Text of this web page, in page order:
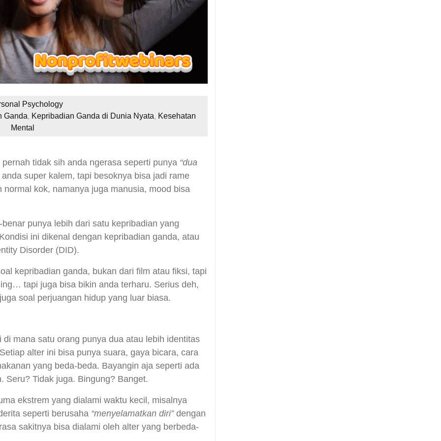
Psychology
Ganda
Kepribadian Ganda di Dunia Nyata
Kesehatan
Mental
tidak sih anda ngerasa seperti punya “dua
super kalem, tapi besoknya bisa jadi rame
kok, namanya juga manusia, mood bisa
punya lebih dari satu kepribadian yang
ini dikenal dengan kepribadian ganda, atau
Disorder (DID).
kepribadian ganda, bukan dari film atau fiksi, tapi
tapi juga bisa bikin anda terharu. Serius deh,
soal perjuangan hidup yang luar biasa.
mana satu orang punya dua atau lebih identitas
alter ini bisa punya suara, gaya bicara, cara
yang beda-beda. Bayangin aja seperti ada
Seru? Tidak juga. Bingung? Banget.
ekstrem yang dialami waktu kecil, misalnya
seperti berusaha “menyelamatkan diri”dengan
sakitnya bisa dialami oleh alter yang berbeda-